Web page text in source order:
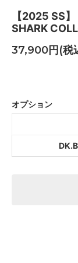
【2025 SS
SHARK
37,900円(税
オプション